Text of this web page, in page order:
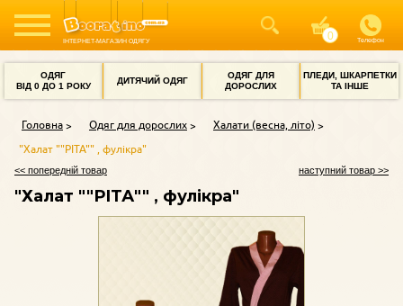
ІНТЕРНЕТ-МАГАЗИН ОДЯГУ Телефон
ОДЯГ
ВІД 0 ДО 1 РОКУ
ДИТЯЧИЙ ОДЯГ
ОДЯГ ДЛЯ
ДОРОСЛИХ
ПЛЕДИ, ШКАРПЕТКИ
ТА ІНШЕ
Головна Одяг для дорослих
Халати (весна, літо)
"Халат ""РІТА"" , фулікра"
<< попередній товар наступний товар >>
"Халат ""РІТА"" , фулікра"